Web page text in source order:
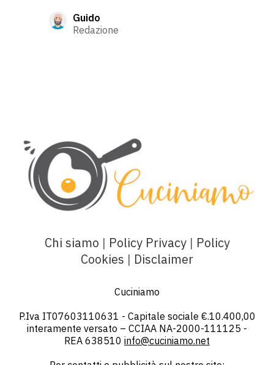
Guido
Redazione
Chi siamo | Policy Privacy| Policy
Cookies | Disclaimer
Cuciniamo
P.Iva IT07603110631 - Capitale sociale €.10.400,00
interamente versato – CCIAA NA-2000-111125 -
REA 638510 info@cuciniamo.net